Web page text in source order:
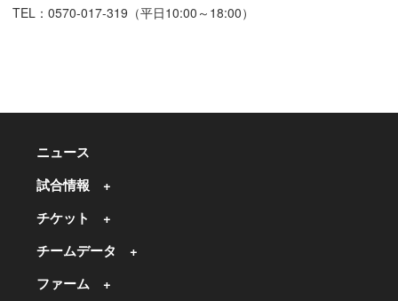
TEL：0570-017-319（平日10:00～18:00）
ニュース
試合情報
チケット
チームデータ
ファーム